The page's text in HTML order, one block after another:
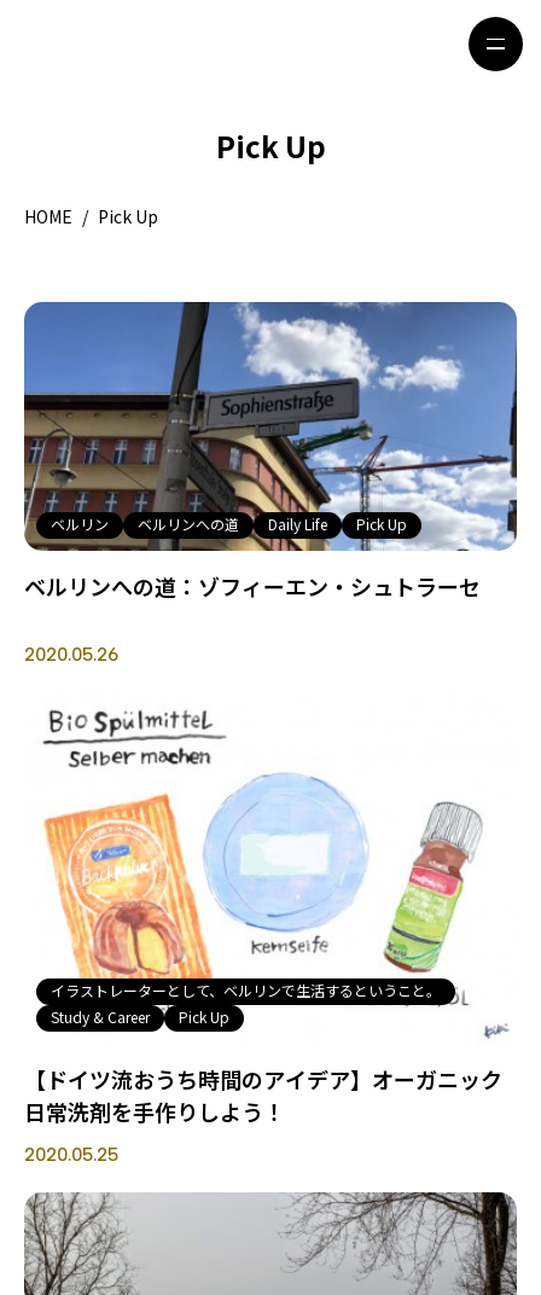
地域別ガイド
ライフスタイル
著者一覧
ライター募集
Pick Up
HOME / Pick Up
ベルリン ベルリンへの道 Daily Life Pick Up
ベルリンへの道：ゾフィーエン・シュトラーセ
2020.05.26
イラストレーターとして、ベルリンで生活するということ。
Study & Career
Pick Up
【ドイツ流おうち時間のアイデア】オーガニック
日常洗剤を手作りしよう！
2020.05.25